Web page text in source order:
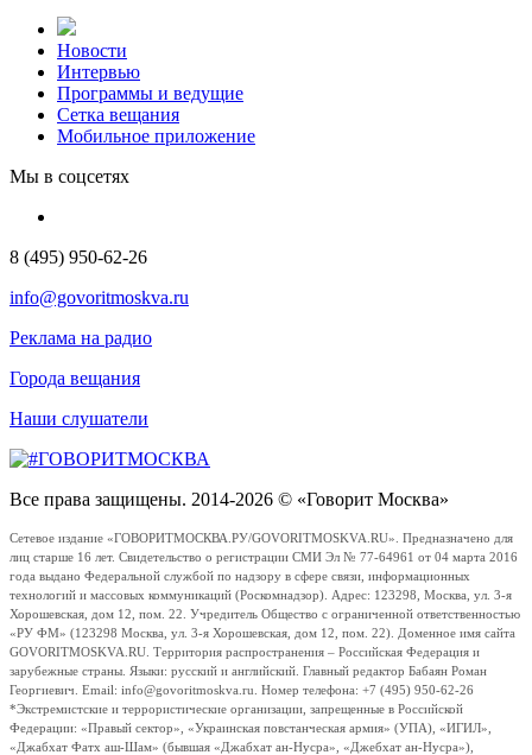
Новости
Интервью
Программы и ведущие
Сетка вещания
Мобильное приложение
Мы в соцсетях
8 (495) 950-62-26
info@govoritmoskva.ru
Реклама на радио
Города вещания
Наши слушатели
Все права защищены. 2014-2026 © «Говорит Москва»
Сетевое издание «ГОВОРИТМОСКВА.РУ/GOVORITMOSKVA.RU». Предназначено для
лиц старше 16 лет. Свидетельство о регистрации СМИ Эл № 77-64961 от 04 марта 2016
года выдано Федеральной службой по надзору в сфере связи, информационных
технологий и массовых коммуникаций (Роскомнадзор). Адрес: 123298, Москва, ул. 3-я
Хорошевская, дом 12, пом. 22. Учредитель Общество с ограниченной ответственностью
«РУ ФМ» (123298 Москва, ул. 3-я Хорошевская, дом 12, пом. 22). Доменное имя сайта
GOVORITMOSKVA.RU. Территория распространения – Российская Федерация и
зарубежные страны. Языки: русский и английский. Главный редактор Бабаян Роман
Георгиевич. Email: info@govoritmoskva.ru. Номер телефона: +7 (495) 950-62-26
*Экстремистские и террористические организации, запрещенные в Российской
Федерации: «Правый сектор», «Украинская повстанческая армия» (УПА), «ИГИЛ»,
«Джабхат Фатх аш-Шам» (бывшая «Джабхат ан-Нусра», «Джебхат ан-Нусра»),